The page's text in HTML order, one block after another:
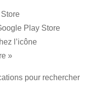
Play Store
l’icône
»
pour rechercher